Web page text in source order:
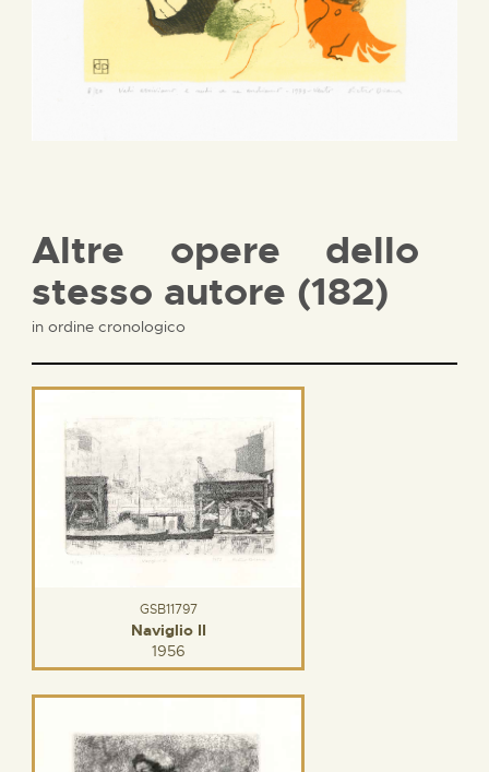
Altre opere dello
stesso autore (182)
in ordine cronologico
GSB11797
Naviglio II
1956